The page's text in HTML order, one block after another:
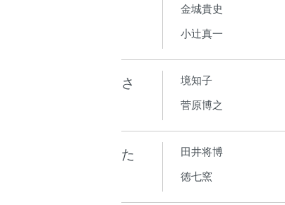
金城貴史
小辻真一
さ 境知子
菅原博之
た 田井将博
徳七窯